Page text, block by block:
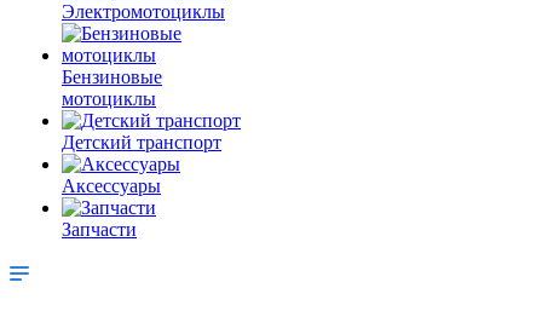
Электромотоциклы
Бензиновые
мотоциклы
Детский транспорт
Аксессуары
Запчасти